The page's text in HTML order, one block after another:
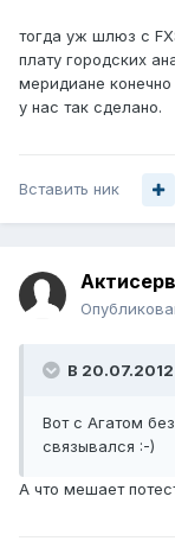
тогда уж шлюз с
плату городских
меридиане конечно
у нас так сделано.
Вставить ник
Актисерв
В 20.07.2012
Вот с Агатом
связывался :-)
А что мешает